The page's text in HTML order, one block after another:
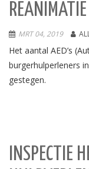
REANIMATIE
MRT 04, 2019
Het aantal AED’s
burgerhulperleners
gestegen.
INSPECTIE